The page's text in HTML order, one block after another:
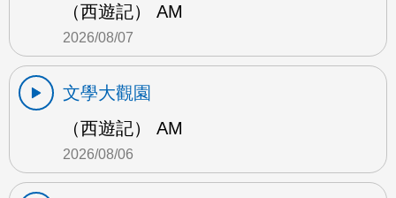
（西遊記） AM
2026/08/07
文學大觀園
（西遊記） AM
2026/08/06